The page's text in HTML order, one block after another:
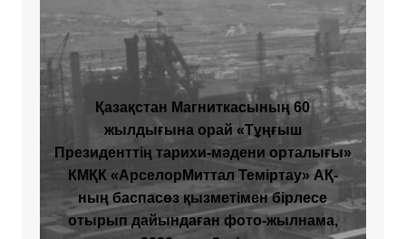
Қазақстан Магниткасының 60
жылдығына орай «Тұңғыш
Президенттің тарихи-мәдени орталығы»
КМҚК «АрселорМиттал Теміртау» АҚ-
ның баспасөз қызметімен бірлесе
отырып дайындаған фото-жылнама,